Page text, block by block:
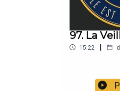
97. La
15:22 |